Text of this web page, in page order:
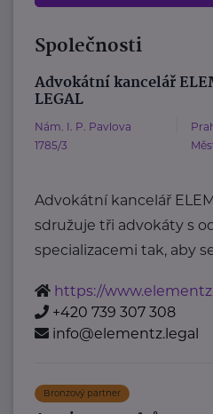
Společnosti
Advokátní kancelář
LEGAL
Nám. I. P. Pavlova
1785/3
Advokátní kancelář
sdružuje tři advokáty s
specializacemi tak, aby
https://
+420 739 307 308
info@elementz.legal
Bronzový partner